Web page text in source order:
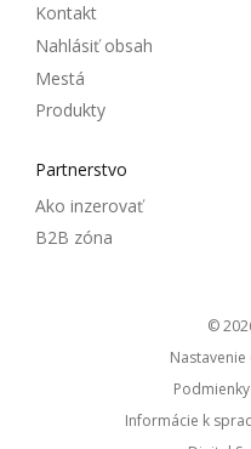
Kontakt
Nahlásiť obsah
Mestá
Produkty
Partnerstvo
Ako inzerovať
B2B zóna
©
Informácie k